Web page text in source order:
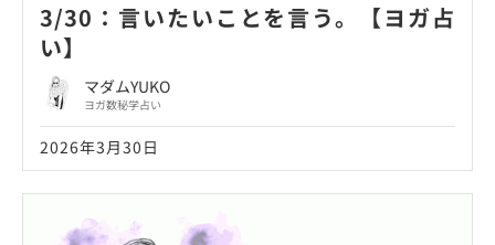
3/30：言いたいことを言う。【ヨガ占
い】
マダムYUKO
ヨガ数秘学占い
2026年3月30日